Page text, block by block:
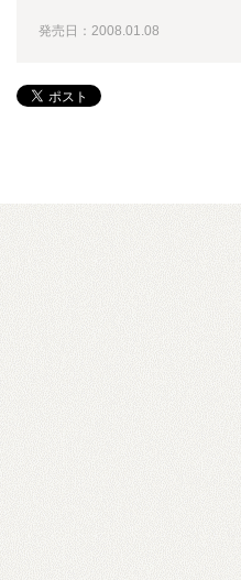
発売日：2008.01.08